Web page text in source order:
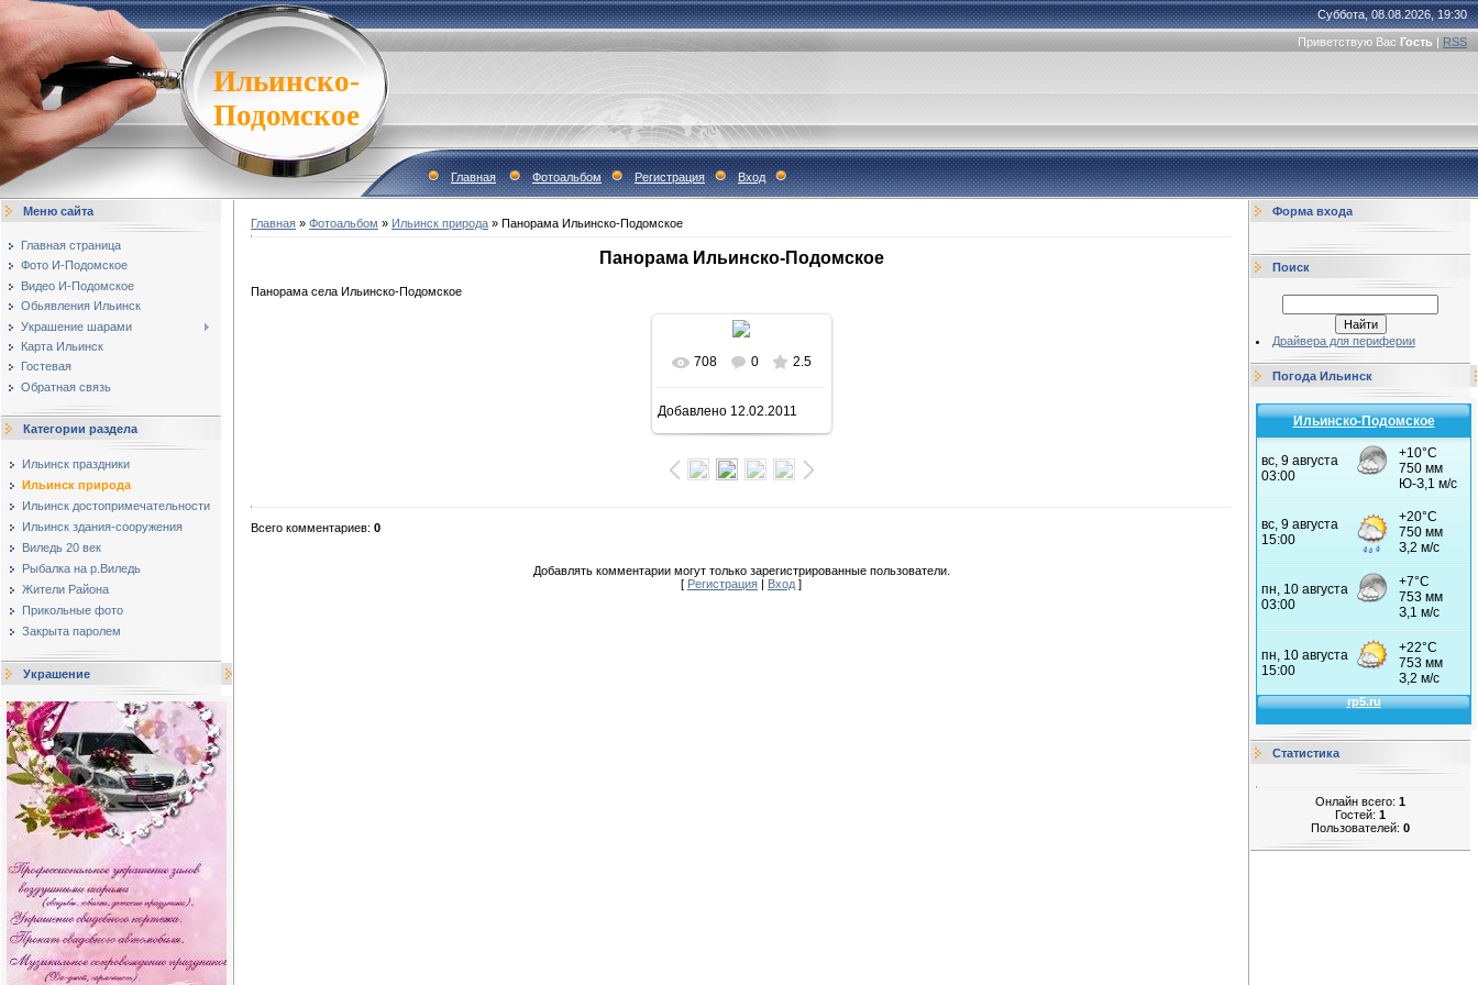
Ильинско-
Подомское
Суббота, 08.08.2026, 19:30
Приветствую Вас Гость | RSS
Главная Фотоальбом Регистрация Вход
Меню сайта
Главная страница
Фото И-Подомское
Видео И-Подомское
Обьявления Ильинск
Украшение шарами
Карта Ильинск
Гостевая
Обратная связь
Категории раздела
Ильинск праздники
Ильинск природа
Ильинск достопримечательности
Ильинск здания-сооружения
Виледь 20 век
Рыбалка на р.Виледь
Жители Района
Прикольные фото
Закрыта паролем
Украшение
Главная » Фотоальбом » Ильинск природа » Панорама Ильинско-Подомское
Панорама Ильинско-Подомское
Панорама села Ильинско-Подомское
В реальном размере
1600x411/ 93.6Kb
708 0 2.5
Добавлено12.02.2011
Всего комментариев: 0
Добавлять комментарии могут только зарегистрированные пользователи.
[ Регистрация | Вход ]
Форма входа
Поиск
Драйвера для периферии
Погода Ильинск
Ильинско-Подомское
Статистика
Онлайн всего: 1
Гостей: 1
Пользователей: 0